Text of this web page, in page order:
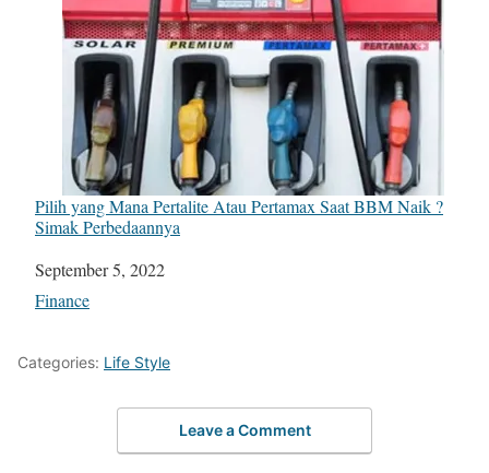
Pilih yang Mana Pertalite Atau Pertamax Saat BBM Naik ?
Simak Perbedaannya
Date
September 5, 2022
In relation to
Finance
Categories: Life Style
Leave a Comment